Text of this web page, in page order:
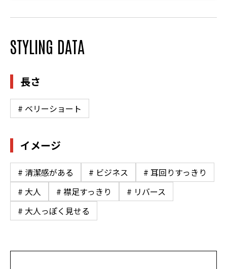
STYLING DATA
長さ
# ベリーショート
イメージ
# 清潔感がある # ビジネス
# 耳回りすっきり
# 大人
# 襟足すっきり
# リバース
# 大人っぽく見せる